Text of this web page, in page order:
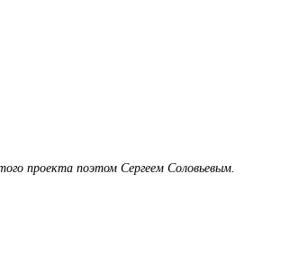
проекта поэтом Сергеем Соловьевым.